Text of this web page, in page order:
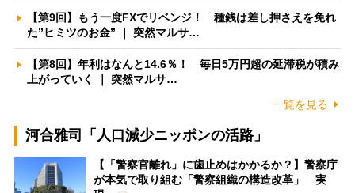
【第9回】もう一度FXでリベンジ！ 種銭は差し押さえを免れ
た”ヒミツのお金” ｜ 突然マルサ…
【第8回】年利はなんと14.6％！ 毎日5万円超の延滞税が積み
上がっていく ｜ 突然マルサ…
一覧を見る
河合雅司「人口減少ニッポンの活路」
【「警察官離れ」に歯止めはかかるか？】警察庁
が本気で取り組む「警察組織の構造改革」 実